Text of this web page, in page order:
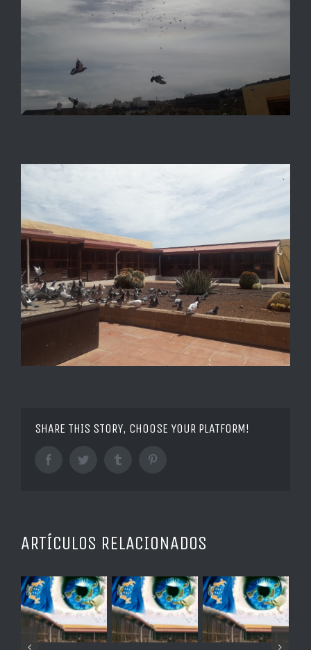
SHARE THIS STORY, CHOOSE YOUR PLATFORM!
Facebook Twitter Tumblr
ARTÍCULOS RELACIONADOS